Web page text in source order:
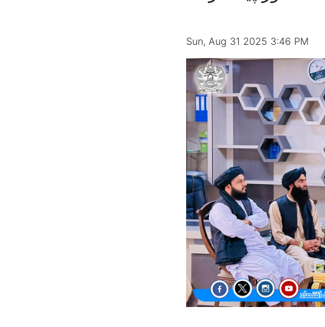
Sun, Aug 31 2025 3:46 PM